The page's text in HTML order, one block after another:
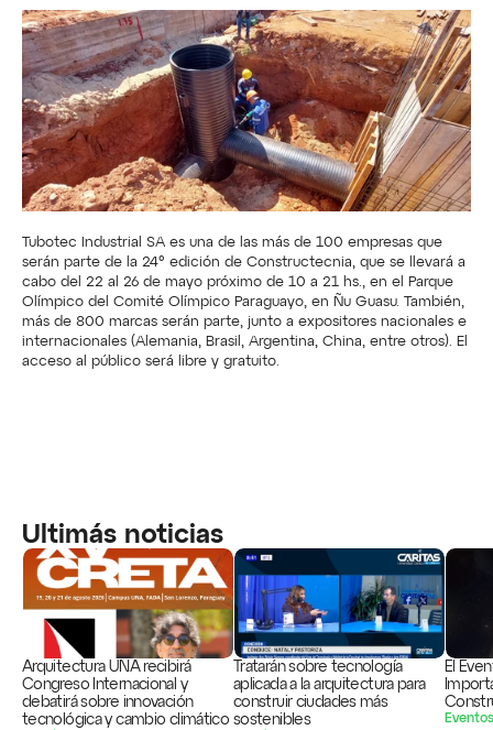
Tubotec Industrial SA es una de las más de 100 empresas que
serán parte de la 24° edición de Constructecnia, que se llevará a
cabo del 22 al 26 de mayo próximo de 10 a 21 hs., en el Parque
Olímpico del Comité Olímpico Paraguayo, en Ñu Guasu. También,
más de 800 marcas serán parte, junto a expositores nacionales e
internacionales (Alemania, Brasil, Argentina, China, entre otros). El
acceso al público será libre y gratuito.
Ultimás noticias
Arquitectura UNA recibirá
Congreso Internacional y
debatirá sobre innovación
tecnológica y cambio climático
Tratarán sobre tecnología
aplicada a la arquitectura para
construir ciudades más
sostenibles
El
Eventos